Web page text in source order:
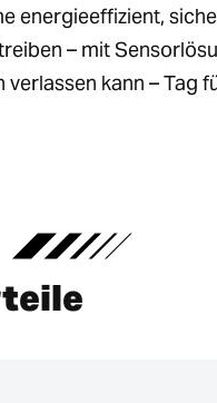
energieeffizient,
– mit
verlassen kann – Tag